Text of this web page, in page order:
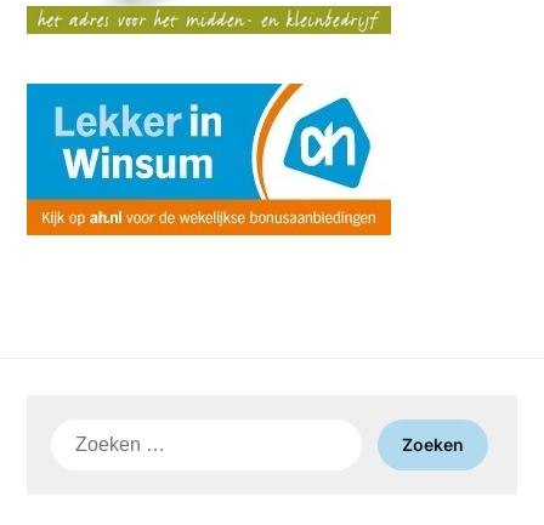
Zoeken